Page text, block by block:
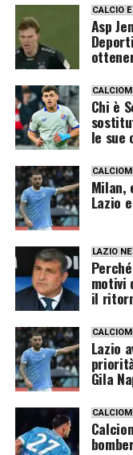
CALCIO
Asp
Chi è
le sue
Milan,
Lazio
LAZIO
motivi
il
Lazio
Gila